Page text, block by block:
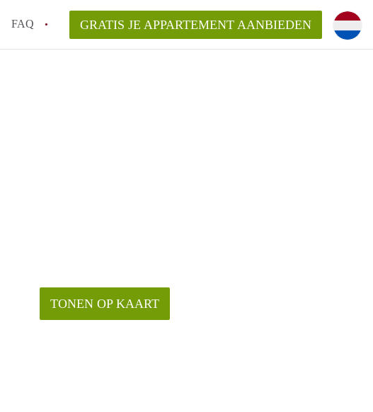
FAQ GRATIS JE APPARTEMENT AANBIEDEN
TONEN OP KAART